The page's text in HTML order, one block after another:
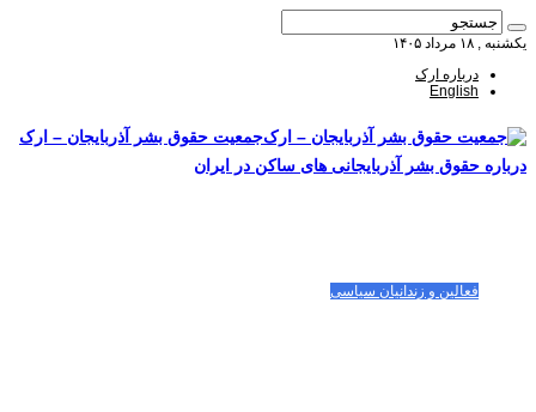
یکشنبه , ۱۸ مرداد ۱۴۰۵
درباره ارک
English
جمعیت حقوق بشر آذربایجان – ارک
درباره حقوق بشر آذربایجانی های ساکن در ایران
فعالین و زندانیان سیاسی